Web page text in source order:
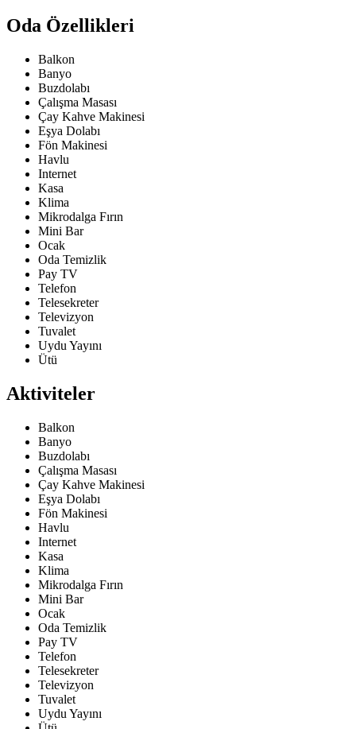
Oda Özellikleri
Balkon
Banyo
Buzdolabı
Çalışma Masası
Çay Kahve Makinesi
Eşya Dolabı
Fön Makinesi
Havlu
Internet
Kasa
Klima
Mikrodalga Fırın
Mini Bar
Ocak
Oda Temizlik
Pay TV
Telefon
Telesekreter
Televizyon
Tuvalet
Uydu Yayını
Ütü
Aktiviteler
Balkon
Banyo
Buzdolabı
Çalışma Masası
Çay Kahve Makinesi
Eşya Dolabı
Fön Makinesi
Havlu
Internet
Kasa
Klima
Mikrodalga Fırın
Mini Bar
Ocak
Oda Temizlik
Pay TV
Telefon
Telesekreter
Televizyon
Tuvalet
Uydu Yayını